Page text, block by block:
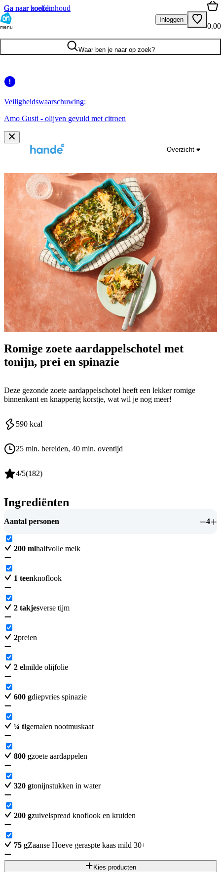
Ga naar hoofdinhoud
Ga naar zoeken
menu
Inloggen
0.00
Waar ben je naar op zoek?
Veiligheidswaarschuwing:
Amo Gusti - olijven gevuld met citroen
Overzicht
Romige zoete aardappelschotel met
tonijn, prei en spinazie
Deze gezonde zoete aardappelschotel heeft een lekker romige
binnenkant en knapperig korstje, wat wil je nog meer!
590 kcal
25 min. bereiden, 40 min. oventijd
4/5(182)
Ingrediënten
Aantal personen 4
200 mlhalfvolle melk
1 teenknoflook
2 takjesverse tijm
2preien
2 elmilde olijfolie
600 gdiepvries spinazie
¼ tlgemalen nootmuskaat
800 gzoete aardappelen
320 gtonijnstukken in water
200 gzuivelspread knoflook en kruiden
75 gZaanse Hoeve geraspte kaas mild 30+
Kies producten